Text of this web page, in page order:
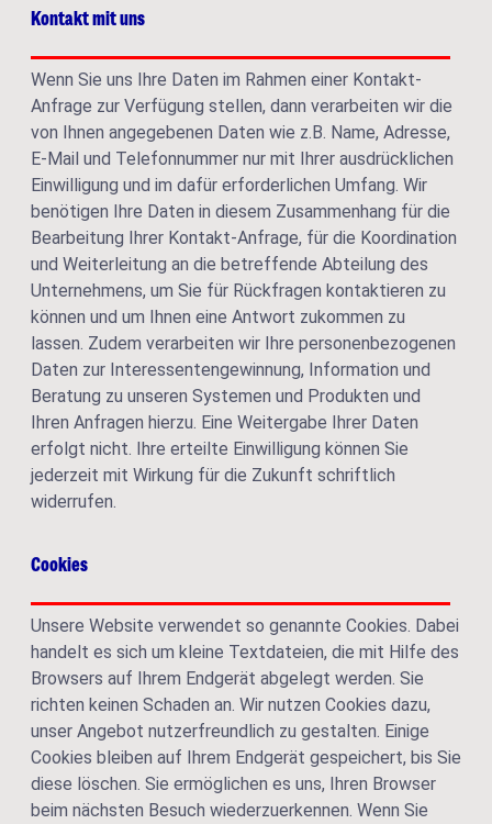
Kontakt mit uns
Wenn Sie uns Ihre Daten im Rahmen einer Kontakt-
Anfrage zur Verfügung stellen, dann verarbeiten wir die
von Ihnen angegebenen Daten wie z.B. Name, Adresse,
E-Mail und Telefonnummer nur mit Ihrer ausdrücklichen
Einwilligung und im dafür erforderlichen Umfang. Wir
benötigen Ihre Daten in diesem Zusammenhang für die
Bearbeitung Ihrer Kontakt-Anfrage, für die Koordination
und Weiterleitung an die betreffende Abteilung des
Unternehmens, um Sie für Rückfragen kontaktieren zu
können und um Ihnen eine Antwort zukommen zu
lassen. Zudem verarbeiten wir Ihre personenbezogenen
Daten zur Interessentengewinnung, Information und
Beratung zu unseren Systemen und Produkten und
Ihren Anfragen hierzu. Eine Weitergabe Ihrer Daten
erfolgt nicht. Ihre erteilte Einwilligung können Sie
jederzeit mit Wirkung für die Zukunft schriftlich
widerrufen.
Cookies
Unsere Website verwendet so genannte Cookies. Dabei
handelt es sich um kleine Textdateien, die mit Hilfe des
Browsers auf Ihrem Endgerät abgelegt werden. Sie
richten keinen Schaden an. Wir nutzen Cookies dazu,
unser Angebot nutzerfreundlich zu gestalten. Einige
Cookies bleiben auf Ihrem Endgerät gespeichert, bis Sie
diese löschen. Sie ermöglichen es uns, Ihren Browser
beim nächsten Besuch wiederzuerkennen. Wenn Sie